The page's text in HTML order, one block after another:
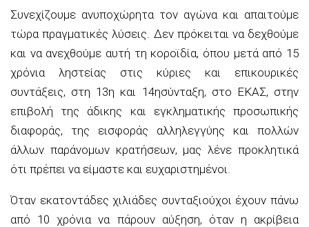
Συνεχίζουμε ανυποχώρητα τον αγώνα και απαιτούμε
τώρα πραγματικές λύσεις. Δεν πρόκειται να δεχθούμε
και να ανεχθούμε αυτή τη κοροϊδία, όπου μετά από 15
χρόνια ληστείας στις κύριες και επικουρικές
συντάξεις, στη 13η και 14ησύνταξη, στο ΕΚΑΣ, στην
επιβολή της άδικης και εγκληματικής προσωπικής
διαφοράς, της εισφοράς αλληλεγγύης και πολλών
άλλων παράνομων κρατήσεων, μας λένε προκλητικά
ότι πρέπει να είμαστε και ευχαριστημένοι.
Όταν εκατοντάδες χιλιάδες συνταξιούχοι έχουν πάνω
από 10 χρόνια να πάρουν αύξηση, όταν η ακρίβεια